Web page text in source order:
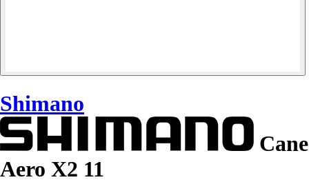
Shimano
Cane
Aero X2 11